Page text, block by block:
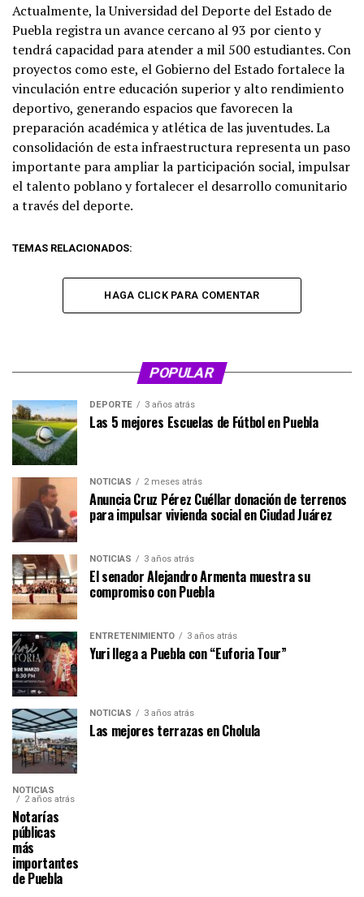
Actualmente, la Universidad del Deporte del Estado de
Puebla registra un avance cercano al 93 por ciento y
tendrá capacidad para atender a mil 500 estudiantes. Con
proyectos como este, el Gobierno del Estado fortalece la
vinculación entre educación superior y alto rendimiento
deportivo, generando espacios que favorecen la
preparación académica y atlética de las juventudes. La
consolidación de esta infraestructura representa un paso
importante para ampliar la participación social, impulsar
el talento poblano y fortalecer el desarrollo comunitario
a través del deporte.
TEMAS RELACIONADOS:
HAGA CLICK PARA COMENTAR
POPULAR
DEPORTE 3 años atrás
Las 5 mejores Escuelas de Fútbol en Puebla
NOTICIAS 2 meses atrás
Anuncia Cruz Pérez Cuéllar donación de terrenos
para impulsar vivienda social en Ciudad Juárez
NOTICIAS 3 años atrás
El senador Alejandro Armenta muestra su
compromiso con Puebla
ENTRETENIMIENTO 3 años atrás
Yuri llega a Puebla con “Euforia Tour”
NOTICIAS 3 años atrás
Las mejores terrazas en Cholula
NOTICIAS
2 años atrás
Notarías
públicas
más
importantes
de Puebla